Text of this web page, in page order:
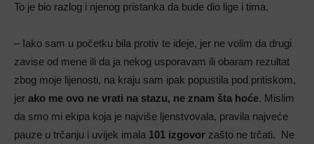
To je bio razlog i njenog pristanka da bude dio lige i tima.
– Iako sam u početku bila protiv te ideje, jer ne volim da drugi
zavise od mene ili da ja nekog usporavam ili obaram rezultat
zbog moje lijenosti, na kraju sam ipak popustila pod pritiskom,
jer ako me ovo ne vrati na stazu, ne znam šta hoće. Mislim
da smo mi ekipa koja je najviše ljenstvovala, pravila najveće
pauze u trčanju i uvijek imala 101 izgovor zašto ne trčati. Ne